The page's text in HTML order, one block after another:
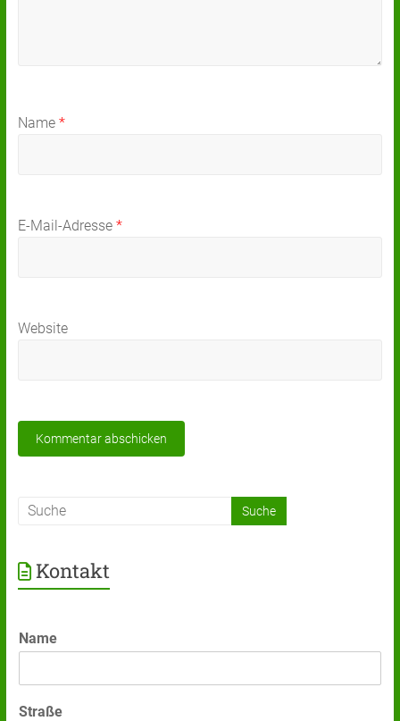
Name *
E-Mail-Adresse *
Website
Kontakt
Name
Straße